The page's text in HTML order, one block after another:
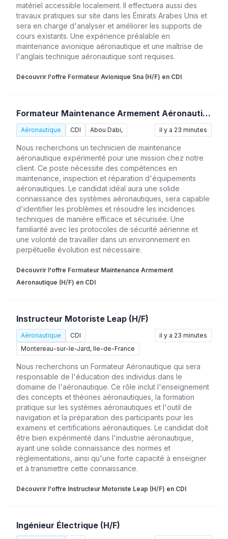
matériel accessible localement. Il effectuera aussi des
travaux pratiques sur site dans les Émirats Arabes Unis et
sera en charge d'analyser et améliorer les supports de
cours existants. Une expérience préalable en
maintenance avionique aéronautique et une maîtrise de
l'anglais technique aéronautique sont requises.
Découvrir l'offre Formateur Avionique Sna (H/F) en CDI
Formateur Maintenance Armement Aéronautique (H/F)
Aéronautique CDI Abou Dabi, il y a 23 minutes
Nous recherchons un technicien de maintenance
aéronautique expérimenté pour une mission chez notre
client. Ce poste nécessite des compétences en
maintenance, inspection et réparation d'équipements
aéronautiques. Le candidat idéal aura une solide
connaissance des systèmes aéronautiques, sera capable
d'identifier les problèmes et résoudre les incidences
techniques de manière efficace et sécurisée. Une
familiarité avec les protocoles de sécurité aérienne et
une volonté de travailler dans un environnement en
perpétuelle évolution est nécessaire.
Découvrir l'offre Formateur Maintenance Armement
Aéronautique (H/F) en CDI
Instructeur Motoriste Leap (H/F)
Aéronautique
CDI
Montereau-sur-le-Jard, Ile-de-France
il y a 23 minutes
Nous recherchons un Formateur Aéronautique qui sera
responsable de l'éducation des individus dans le
domaine de l'aéronautique. Ce rôle inclut l'enseignement
des concepts et théories aéronautiques, la formation
pratique sur les systèmes aéronautiques et l'outil de
navigation et la préparation des participants pour les
examens et certifications aéronautiques. Le candidat doit
être bien expérimenté dans l'industrie aéronautique,
ayant une solide connaissance des normes et
règlementations, ainsi qu'une forte capacité à enseigner
et à transmettre cette connaissance.
Découvrir l'offre Instructeur Motoriste Leap (H/F) en CDI
Ingénieur Électrique (H/F)